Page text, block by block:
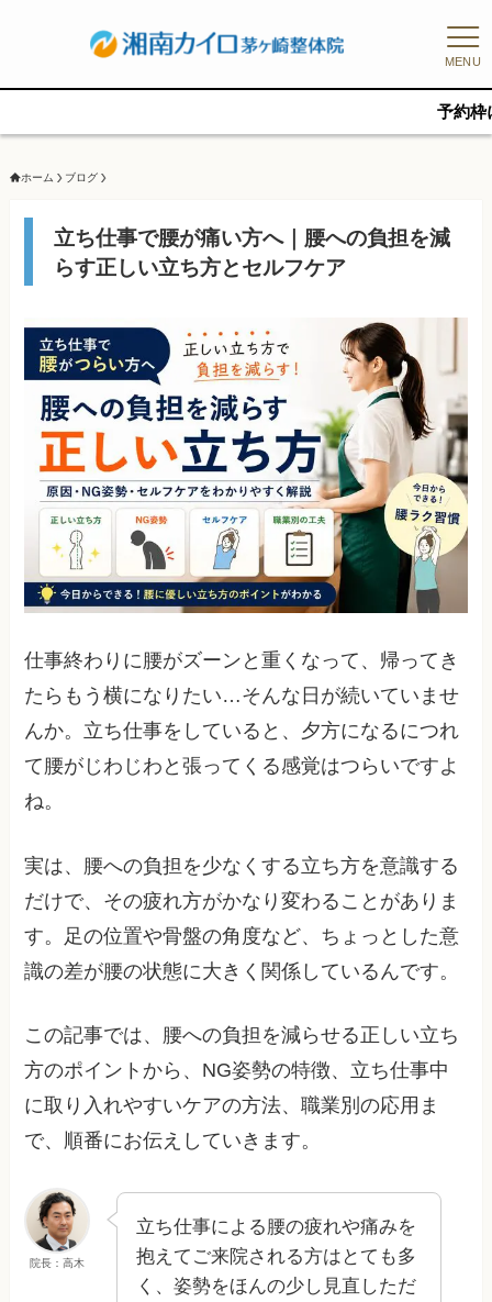
MENU
予約枠に限りがある
ホーム ブログ
立ち仕事で腰が痛い方へ｜腰への負担を減
らす正しい立ち方とセルフケア
仕事終わりに腰がズーンと重くなって、帰ってき
たらもう横になりたい…そんな日が続いていませ
んか。立ち仕事をしていると、夕方になるにつれ
て腰がじわじわと張ってくる感覚はつらいですよ
ね。
実は、腰への負担を少なくする立ち方を意識する
だけで、その疲れ方がかなり変わることがありま
す。足の位置や骨盤の角度など、ちょっとした意
識の差が腰の状態に大きく関係しているんです。
この記事では、腰への負担を減らせる正しい立ち
方のポイントから、NG姿勢の特徴、立ち仕事中
に取り入れやすいケアの方法、職業別の応用ま
で、順番にお伝えしていきます。
院長：高木
立ち仕事による腰の疲れや痛みを
抱えてご来院される方はとても多
く、姿勢をほんの少し見直しただ